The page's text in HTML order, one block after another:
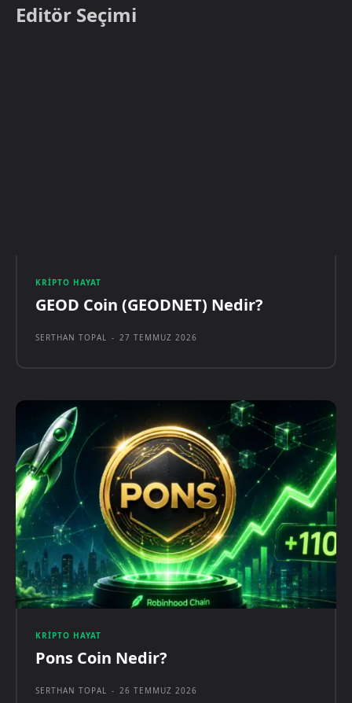
Editör Seçimi
KRIPTO HAYAT
GEOD Coin (GEODNET) Nedir?
SERTHAN TOPAL - 27 TEMMUZ 2026
KRIPTO HAYAT
Pons Coin Nedir?
SERTHAN TOPAL - 26 TEMMUZ 2026